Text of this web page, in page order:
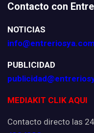
Contacto con
NOTICIAS
PUBLICIDAD
MEDIAKIT CLIK AQUI
Contacto directo las